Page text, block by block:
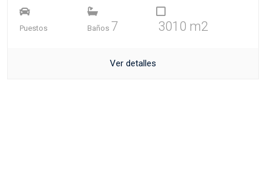
Puestos Baños 7 3010 m2
Ver detalles